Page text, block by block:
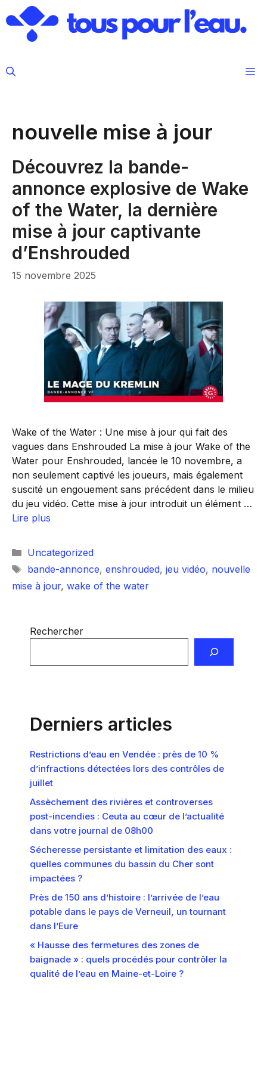
au
contenu
nouvelle mise à jour
Découvrez la bande-
annonce explosive de Wake
of the Water, la dernière
mise à jour captivante
d’Enshrouded
15 novembre 2025
Wake of the Water : Une mise à jour qui fait des
vagues dans Enshrouded La mise à jour Wake of the
Water pour Enshrouded, lancée le 10 novembre, a
non seulement captivé les joueurs, mais également
suscité un engouement sans précédent dans le milieu
du jeu vidéo. Cette mise à jour introduit un élément …
Lire plus
Catégories
Uncategorized
Étiquettes
bande-annonce, enshrouded, jeu vidéo, nouvelle
mise à jour, wake of the water
Rechercher
Derniers articles
Restrictions d’eau en Vendée : près de 10 %
d’infractions détectées lors des contrôles de
juillet
Assèchement des rivières et controverses
post-incendies : Ceuta au cœur de l’actualité
dans votre journal de 08h00
Sécheresse persistante et limitation des eaux :
quelles communes du bassin du Cher sont
impactées ?
Près de 150 ans d’histoire : l’arrivée de l’eau
potable dans le pays de Verneuil, un tournant
dans l’Eure
« Hausse des fermetures des zones de
baignade » : quels procédés pour contrôler la
qualité de l’eau en Maine-et-Loire ?